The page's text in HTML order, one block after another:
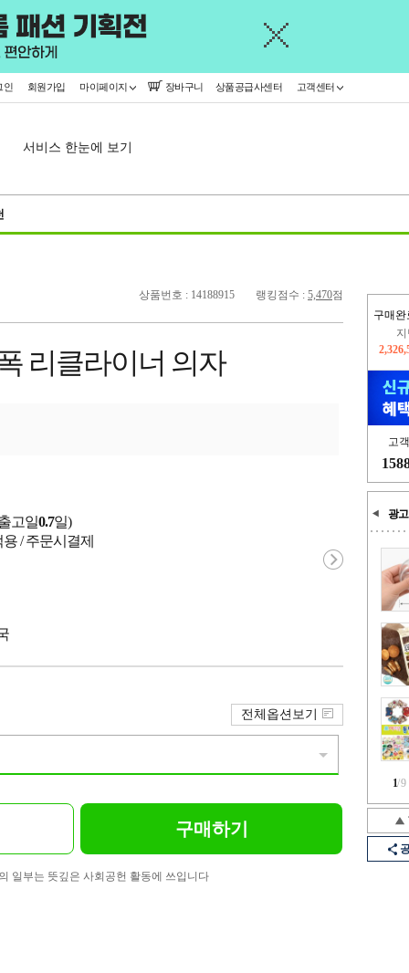
인 회원가입 마이페이지 장바구니 상품공급사센터 고객센터
서비스 한눈에 보기
구매완
고
광고
1/9
상품번호 : 14188915 랭킹점수 : 5,470점
리클라이너 의자
고일0.7일)
/ 주문시결제
전체옵션보기
구매하기
일부는 뜻깊은 사회공헌 활동에 쓰입니다